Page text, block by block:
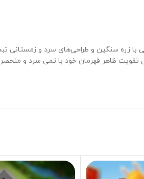
زره سنگین و طراحی‌های سرد و زمستانی
تقویت ظاهر قهرمان خود با تمی سرد و